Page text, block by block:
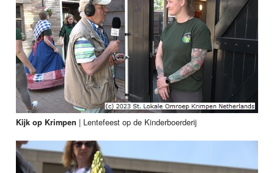
Kijk op Krimpen | Lentefeest op de Kinderboerderij